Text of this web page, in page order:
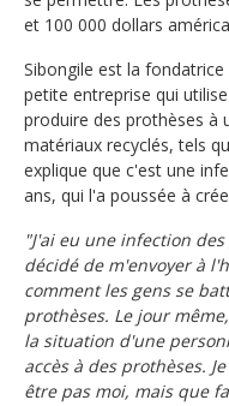
et 100 000 dollars
Sibongile est la
petite entreprise qui
produire des prothèses à
matériaux recyclés, tels
explique que c'est une
ans, qui l'a poussée à
"J'ai eu une infection
décidé de m'envoyer à
comment les gens se
prothèses. Le jour
la situation d'une
accès à des prothèses.
être pas moi, mais que